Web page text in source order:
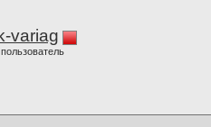
variag